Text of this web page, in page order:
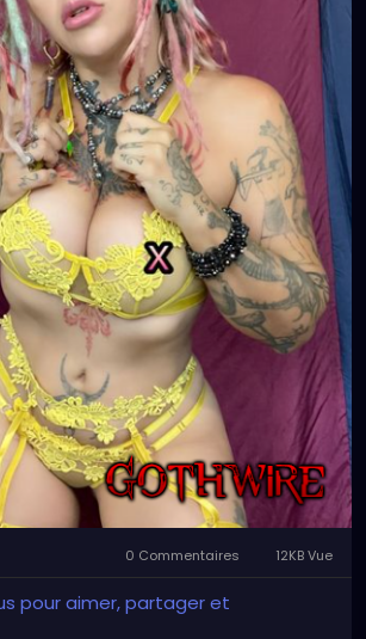
MUSIC: 🦋💋👄 🎼 🎵
c/XZanthiaMusic
XZanthia⭐️🌹
#dreadstyles #dreadhead
#dreadlockstyles
#dreadz
#dreadication
#dreadstyle #dreadies
#dreadstagram
#dreadjourney#dready
#dreadshare#dreadworld
#dreadslife
#dreadlocs
#dreadlockjourney
0 Commentaires 12KB Vue
pour aimer, partager et